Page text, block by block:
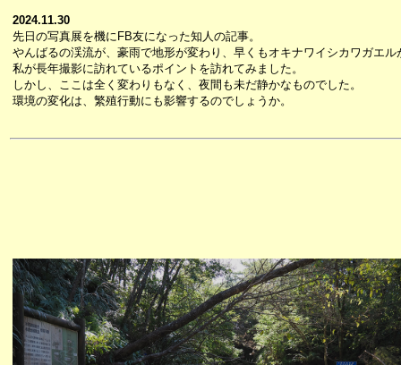
2024.11.30
先日の写真展を機にFB友になった知人の記事。
やんばるの渓流が、豪雨で地形が変わり、早くもオキナワイシカワガエ
私が長年撮影に訪れているポイントを訪れてみました。
しかし、ここは全く変わりもなく、夜間も未だ静かなものでした。
環境の変化は、繁殖行動にも影響するのでしょうか。